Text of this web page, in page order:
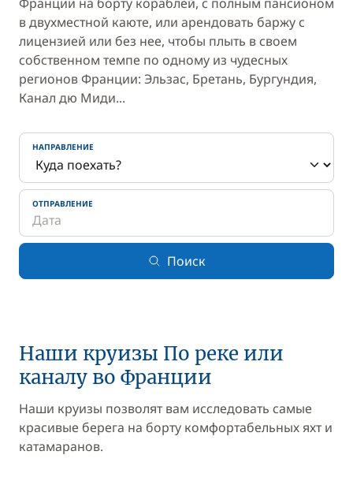
в двухместной каюте, или арендовать баржу с
лицензией или без нее, чтобы плыть в своем
собственном темпе по одному из чудесных
регионов Франции: Эльзас, Бретань, Бургундия,
Канал дю Миди...
НАПРАВЛЕНИЕ
ОТПРАВЛЕНИЕ
Поиск
Наши круизы По реке или
каналу во Франции
Наши круизы позволят вам исследовать самые
красивые берега на борту комфортабельных яхт и
катамаранов.